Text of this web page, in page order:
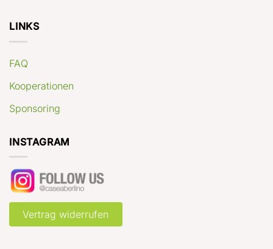
LINKS
FAQ
Kooperationen
Sponsoring
INSTAGRAM
Vertrag widerrufen